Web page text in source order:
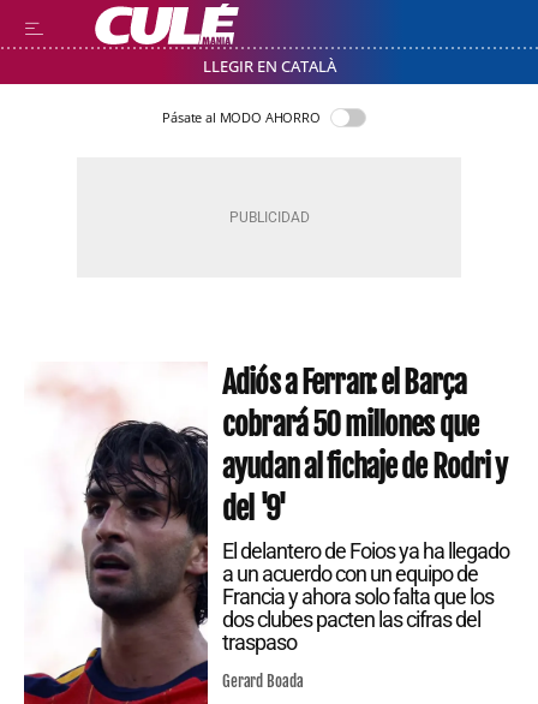
LLEGIR EN CATALÀ
Pásate al MODO AHORRO
Adiós a Ferran: el Barça
cobrará 50 millones que
ayudan al fichaje de Rodri y
del '9'
El delantero de Foios ya ha llegado
a un acuerdo con un equipo de
Francia y ahora solo falta que los
dos clubes pacten las cifras del
traspaso
Gerard Boada